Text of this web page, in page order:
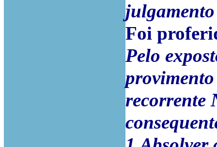
Foi
Pelo
recorrente